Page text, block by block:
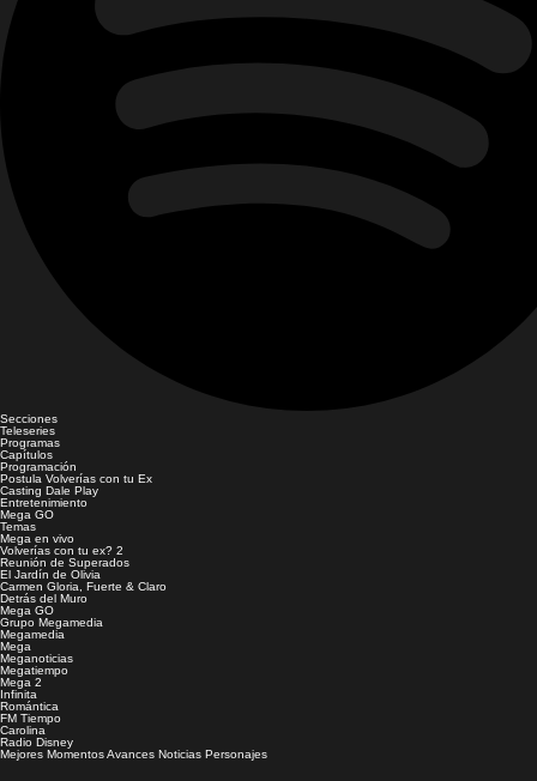
Secciones
Teleseries
Programas
Capítulos
Programación
Postula Volverías con tu Ex
Casting Dale Play
Entretenimiento
Mega GO
Temas
Mega en vivo
Volverías con tu ex? 2
Reunión de Superados
El Jardín de Olivia
Carmen Gloria, Fuerte & Claro
Detrás del Muro
Mega GO
Grupo Megamedia
Megamedia
Mega
Meganoticias
Megatiempo
Mega 2
Infinita
Romántica
FM Tiempo
Carolina
Radio Disney
Mejores MomentosAvances Noticias Personajes